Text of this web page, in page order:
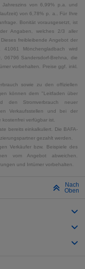
Jahreszins von 6,99% p.a. und
von 6,78% p. a.. Für Ihre
Bonität vorausgesetzt, ist
Angaben, welches 2/3 aller
freibleibende Angebot der
Mönchengladbach wird
06796 Sandersdorf-Brehna, die
vorbehalten. Preise ggf. inkl.
sowie zu den offiziellen
können dem "Leitfaden über
den Stromverbrauch neuer
Verkaufsstellen und bei der
verfügbar ist.
bereits einkalkuliert. Die BAFA-
gezahlt werden.
Verkäufer bzw. Beispiele des
vom Angebot abweichen.
und Irrtümer vorbehalten.
Nach
Oben